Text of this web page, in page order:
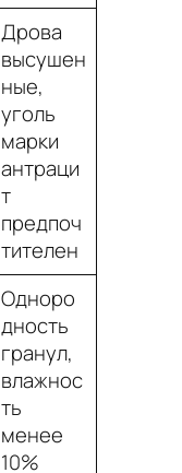
Дрова
высушен
ные,
уголь
марки
антраци
т
предпоч
тителен
Одноро
дность
гранул,
влажнос
ть
менее
10%